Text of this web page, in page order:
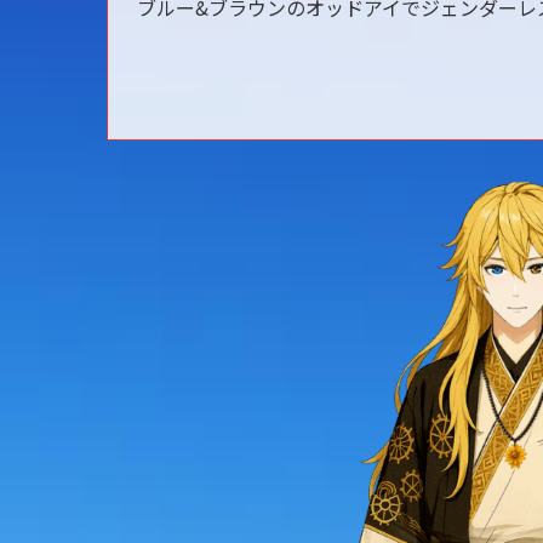
ブルー&ブラウンのオッドアイでジェンダーレ